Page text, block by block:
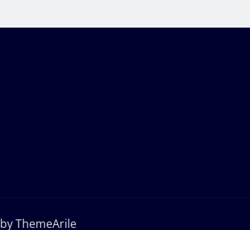
by ThemeArile